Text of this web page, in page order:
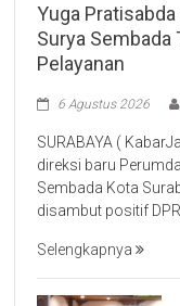
Yuga Pratisabda
Surya Sembada
Pelayanan
6 Agustus 2026
SURABAYA (
direksi baru
Sembada Kota
disambut positif
Selengkapnya